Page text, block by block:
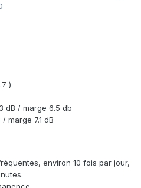
)
dB / marge 6.5 db
marge 7.1 dB
environ 10 fois par jour,